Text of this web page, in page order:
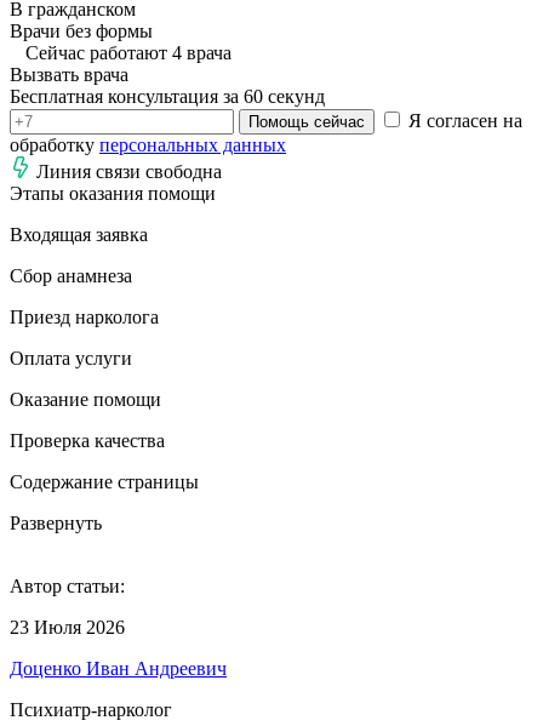
В гражданском
Врачи без формы
Сейчас работают 4 врача
Вызвать врача
Бесплатная консультация за 60 секунд
Помощь сейчас
Я согласен на
обработку персональных данных
Линия связи свободна
Этапы оказания помощи
Входящая заявка
Сбор анамнеза
Приезд нарколога
Оплата услуги
Оказание помощи
Проверка качества
Содержание страницы
Развернуть
Автор статьи:
23 Июля 2026
Доценко Иван Андреевич
Психиатр-нарколог